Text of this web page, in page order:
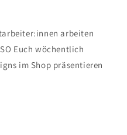
arbeiten
Euch wöchentlich
im Shop präsentieren